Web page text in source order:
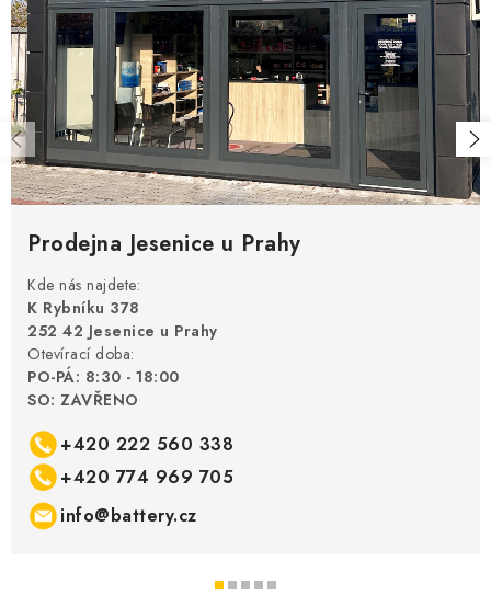
Prodejna Jesenice u Prahy
Kde nás najdete:
K Rybníku 378
252 42 Jesenice u Prahy
Otevírací doba:
PO-PÁ: 8:30 - 18:00
SO: ZAVŘENO
+420 222 560 338
+420 774 969 705
info@battery.cz